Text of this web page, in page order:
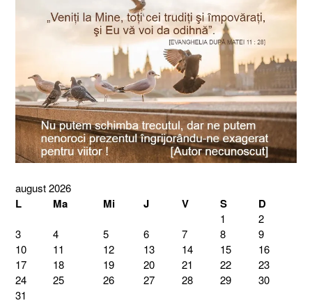
august 2026
L Ma Mi J V S D
1
2
3
4 5 6 7 8
9
10
11 12 13 14 15
16
17
18 19 20 21 22
23
24
25 26 27 28 29
30
31